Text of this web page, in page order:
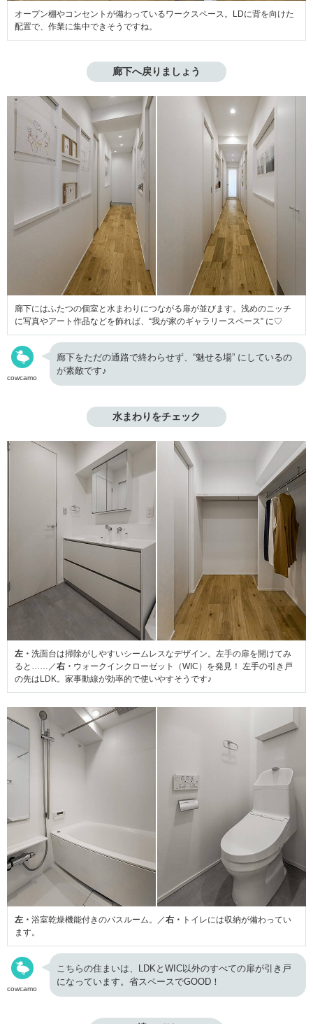
オープン棚やコンセントが備わっているワークスペース。LDに背を向けた
配置で、作業に集中できそうですね。
廊下へ戻りましょう
廊下にはふたつの個室と水まわりにつながる扉が並びます。浅めのニッチ
に写真やアート作品などを飾れば、“我が家のギャラリースペース” に♡
cowcamo
廊下をただの通路で終わらせず、“魅せる場” にしているの
が素敵です♪
水まわりをチェック
左・ 洗面台は掃除がしやすいシームレスなデザイン。左手の扉を開けてみ
ると……／右・ ウォークインクローゼット（WIC）を発見！ 左手の引き戸
の先はLDK。家事動線が効率的で使いやすそうです♪
左・ 浴室乾燥機能付きのバスルーム。／右・ トイレには収納が備わってい
ます。
cowcamo
こちらの住まいは、LDKとWIC以外のすべての扉が引き戸
になっています。省スペースでGOOD！